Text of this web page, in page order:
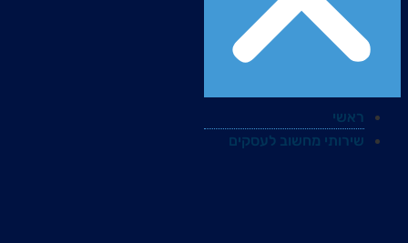
ראשי
שירותי מחשוב לעסקים